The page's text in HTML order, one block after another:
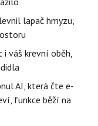
lapač hmyzu,
váš krevní oběh,
AI, která čte e-
funkce běží na